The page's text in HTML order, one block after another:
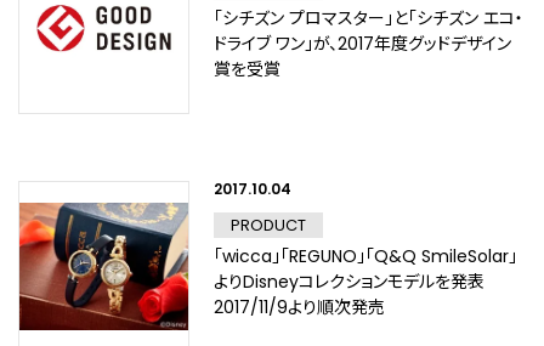
「シチズン プロマスター」と「シチズン エコ・
ドライブ ワン」が、2017年度グッドデザイン
賞を受賞
2017.10.04
PRODUCT
「wicca」「REGUNO」「Q&Q SmileSolar」
よりDisneyコレクションモデルを発表
2017/11/9より順次発売